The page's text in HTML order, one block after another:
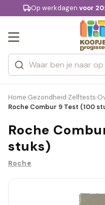
Gratis
KD.
extra
Op werkdagenvoor
Zoeken
Categorieën
Merken
Home›Gezondheid›Zelftests›
Roche Combur 9 Test (100
Roche
stuks)
Roche